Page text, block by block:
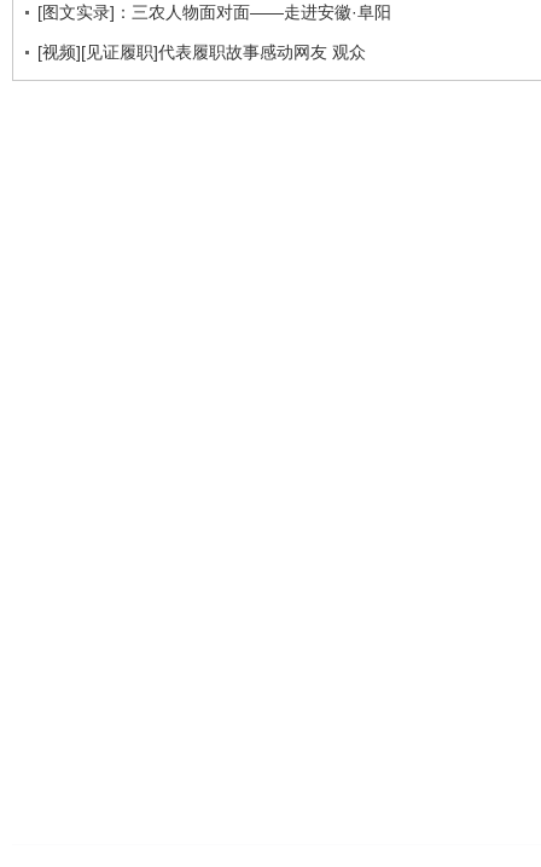
[图文实录]：三农人物面对面——走进安徽·阜阳
[视频][见证履职]代表履职故事感动网友 观众